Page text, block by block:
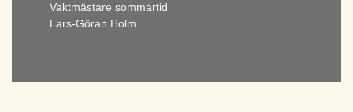
Vaktmästare sommartid
Lars-Göran Holm